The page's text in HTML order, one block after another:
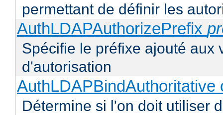
permettant de définir les
AuthLDAPAuthorizePrefix
Spécifie le préfixe ajouté aux
d'autorisation
AuthLDAPBindAuthoritative
Détermine si l'on doit utiliser